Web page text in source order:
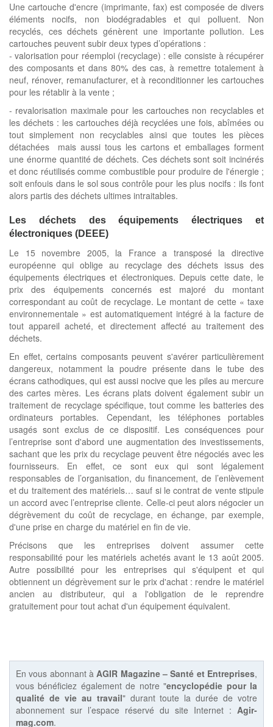
Une cartouche d'encre (imprimante, fax) est composée de divers
éléments nocifs, non biodégradables et qui polluent. Non
recyclés, ces déchets génèrent une importante pollution. Les
cartouches peuvent subir deux types d’opérations :
- valorisation pour réemploi (recyclage) : elle consiste à récupérer
des composants et dans 80% des cas, à remettre totalement à
neuf, rénover, remanufacturer, et à reconditionner les cartouches
pour les rétablir à la vente ;
- revalorisation maximale pour les cartouches non recyclables et
les déchets : les cartouches déjà recyclées une fois, abîmées ou
tout simplement non recyclables ainsi que toutes les pièces
détachées mais aussi tous les cartons et emballages forment
une énorme quantité de déchets. Ces déchets sont soit incinérés
et donc réutilisés comme combustible pour produire de l'énergie ;
soit enfouis dans le sol sous contrôle pour les plus nocifs : ils font
alors partis des déchets ultimes intraitables.
Les déchets des équipements électriques et
électroniques (DEEE)
Le 15 novembre 2005, la France a transposé la directive
européenne qui oblige au recyclage des déchets issus des
équipements électriques et électroniques. Depuis cette date, le
prix des équipements concernés est majoré du montant
correspondant au coût de recyclage. Le montant de cette « taxe
environnementale » est automatiquement intégré à la facture de
tout appareil acheté, et directement affecté au traitement des
déchets.
En effet, certains composants peuvent s'avérer particulièrement
dangereux, notamment la poudre présente dans le tube des
écrans cathodiques, qui est aussi nocive que les piles au mercure
des cartes mères. Les écrans plats doivent également subir un
traitement de recyclage spécifique, tout comme les batteries des
ordinateurs portables. Cependant, les téléphones portables
usagés sont exclus de ce dispositif. Les conséquences pour
l’entreprise sont d'abord une augmentation des investissements,
sachant que les prix du recyclage peuvent être négociés avec les
fournisseurs. En effet, ce sont eux qui sont légalement
responsables de l’organisation, du financement, de l’enlèvement
et du traitement des matériels… sauf si le contrat de vente stipule
un accord avec l’entreprise cliente. Celle-ci peut alors négocier un
dégrèvement du coût de recyclage, en échange, par exemple,
d'une prise en charge du matériel en fin de vie.
Précisons que les entreprises doivent assumer cette
responsabilité pour les matériels achetés avant le 13 août 2005.
Autre possibilité pour les entreprises qui s'équipent et qui
obtiennent un dégrèvement sur le prix d'achat : rendre le matériel
ancien au distributeur, qui a l'obligation de le reprendre
gratuitement pour tout achat d'un équipement équivalent.
En vous abonnant àAGIR Magazine – Santé et Entreprises,
vous bénéficiez également de notre "encyclopédie pour la
qualité de vie au travail" durant toute la durée de votre
abonnement sur l’espace réservé du site Internet : Agir-
mag.com.